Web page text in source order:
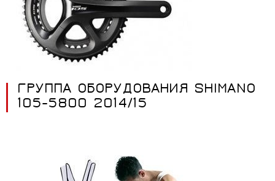
ГРУППА ОБОРУДОВАНИЯ SHIMANO
105-5800 2014/15